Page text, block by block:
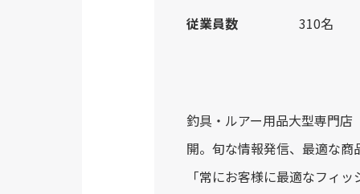
従業員数 310名
釣具・ルアー用品大型専門
開。旬な情報発信、最適な
「常にお客様に最適なフィ